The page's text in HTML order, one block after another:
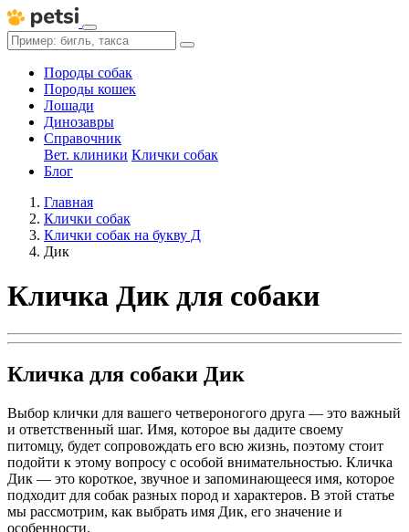
Породы собак
Породы кошек
Лошади
Динозавры
Справочник
Вет. клиники Клички собак
Блог
Главная
Клички собак
Клички собак на букву Д
Дик
Кличка Дик для собаки
Кличка для собаки Дик
Выбор клички для вашего четвероногого друга — это важный
и ответственный шаг. Имя, которое вы дадите своему
питомцу, будет сопровождать его всю жизнь, поэтому стоит
подойти к этому вопросу с особой внимательностью. Кличка
Дик — это короткое, звучное и запоминающееся имя, которое
подходит для собак разных пород и характеров. В этой статье
мы рассмотрим, как выбрать имя Дик, его значение и
особенности.